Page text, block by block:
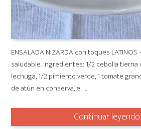
ENSALADA NIZARDA con toques
saludable. Ingredientes: 1/2 cebolla tierna
lechuga, 1/2 pimiento verde, 1 tomate
de atún en conserva, el …
Continuar leyendo